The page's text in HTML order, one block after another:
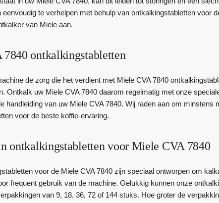
eenvoudig te verhelpen met behulp van ontkalkingstabletten voor
van Miele aan.
ontkalkingstabletten
de zorg die het verdient met Miele CVA 7840
Ontkalk uw Miele CVA 7840 daarom regelmatig met onze
handleiding van uw Miele CVA 7840. Wij raden aan om
voor de beste koffie-ervaring.
ontkalkingstabletten voor Miele CVA 7840
voor de Miele CVA 7840 zijn speciaal ontworpen om
frequent gebruik van de machine. Gelukkig kunnen onze
van 9, 18, 36, 72 of 144 stuks. Hoe groter de